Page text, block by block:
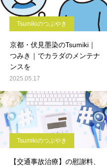
Tsumikiのつぶやき
京都・伏見墨染のTsumiki｜
つみき｜でカラダのメンテナ
ンスを
2025.05.17
Tsumikiのつぶやき
【交通事故治療】の慰謝料、